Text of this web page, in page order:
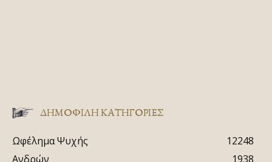
ΔΗΜΟΦΙΛΗ ΚΑΤΗΓΟΡΙΕΣ
Ωφέλημα Ψυχής
12248
Ανδρών
1938